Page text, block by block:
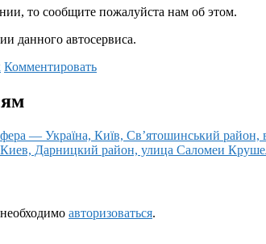
то сообщите пожалуйста нам об этом.
данного автосервиса.
Комментировать
— Україна, Київ, Св’ятошинський район,
Дарницкий район, улица Саломеи
авторизоваться.